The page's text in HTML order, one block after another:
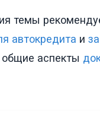
темы
автокредита и
общие аспекты